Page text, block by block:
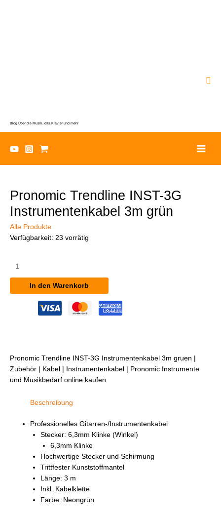
Blog Über die Musik, das Klavier und mehr
Pronomic Trendline INST-3G
Instrumentenkabel 3m grün
Alle Produkte
Verfügbarkeit: 23 vorrätig
Trendline
3G
Instrumentenkabel
In den Warenkorb
Pronomic Trendline INST-3G Instrumentenkabel 3m gruen |
Zubehör | Kabel | Instrumentenkabel | Pronomic Instrumente
und Musikbedarf online kaufen
Beschreibung
Professionelles Gitarren-/Instrumentenkabel
Stecker: 6,3mm Klinke (Winkel)
6,3mm Klinke
Hochwertige Stecker und Schirmung
Trittfester Kunststoffmantel
Länge: 3 m
Inkl. Kabelklette
Farbe: Neongrün